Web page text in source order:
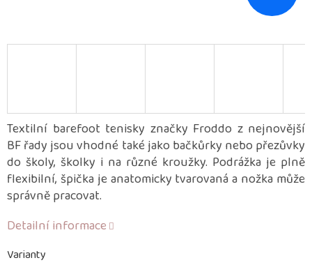
Varianty
Textilní barefoot tenisky značky Froddo z nejnovější
BF řady jsou vhodné také jako bačkůrky nebo přezůvky
do školy, školky i na různé kroužky. Podrážka je plně
flexibilní, špička je anatomicky tvarovaná a nožka může
správně pracovat.
Detailní informace